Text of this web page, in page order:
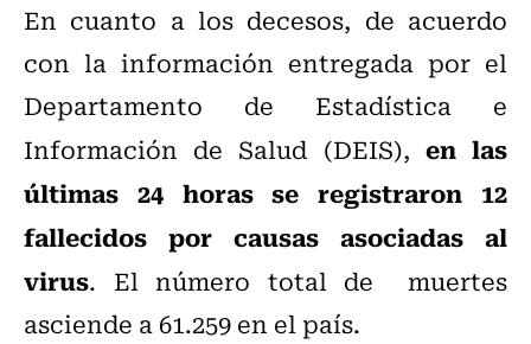
En cuanto a los decesos, de acuerdo
con la información entregada por el
Departamento de Estadística e
Información de Salud (DEIS), en las
últimas 24 horas se registraron 12
fallecidos por causas asociadas al
virus. El número total de muertes
asciende a 61.259 en el país.